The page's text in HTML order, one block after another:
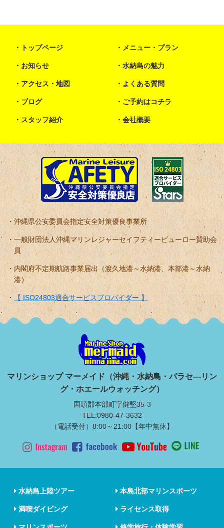
トップページ メニュー・プラン
お知らせ 水納島の魅力
アクセス・地図 よくある質問
ブログ ご予約はコチラ
スタッフ紹介 会社概要
沖縄県公安委員会指定安全対策優良事業所
一般財団法人沖縄マリンレジャーセイフティービューロー賛助会
員
内閣府不定期航路事業届出（渡久地港～水納港、本部港～水納
港）
【 ISO24803適合サービスプロバイダー 】
マリンショップ マーメイド（沖縄・水納島・パラセ―リン
グ・ホエールウォッチング）
国頭郡本部町字健堅35-3
TEL:0980-47-3632
（電話受付）8:00～21:00【年中無休】
水納島上陸ツアー 本島北部マリンスポーツ
満喫ダイビング ライセンス取得